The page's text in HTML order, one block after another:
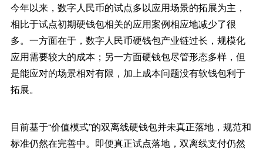
今年以来，数字人民币的试点多以应用场景的拓展为主，
相比于试点初期硬钱包相关的应用案例相应地减少了很
多。一方面在于，数字人民币硬钱包产业链过长，规模化
应用需要较大的成本；另一方面硬钱包尽管形态多样，但
是能应对的场景相对有限，加上成本问题没有软钱包利于
拓展。
目前基于“价值模式”的双离线硬钱包并未真正落地，规范和
标准仍然在完善中。即便真正试点落地，双离线支付仍然